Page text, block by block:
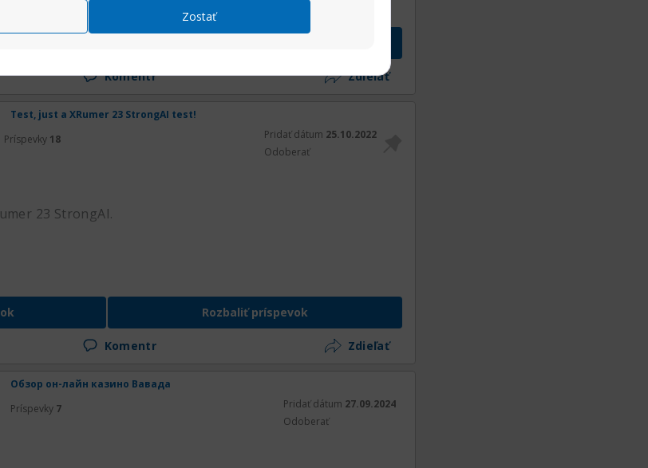
Zostať
Komentr Zdieľať
Test, just a XRumer 23 StrongAI test!
Príspevky 18 Pridať dátum 25.10.2022
Odoberať
23 StrongAI.
Rozbaliť príspevok
Komentr Zdieľať
Обзор он-лайн казино Вавада
Príspevky 7 Pridať dátum 27.09.2024
Odoberať